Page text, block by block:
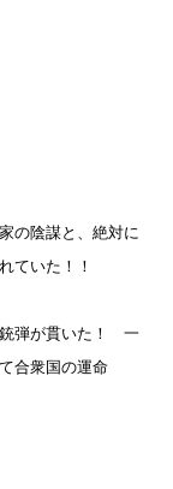
の陰謀と、絶対に
ていた！！
銃弾が貫いた！ 一
合衆国の運命